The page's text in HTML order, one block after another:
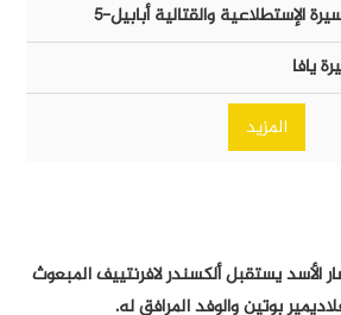
الإستطلاعية والقتالية أبابيل-٥
يافا
المزيد
الأسد يستقبل ألكسندر لافرنتييف المبعوث
بوتين والوفد المرافق له.